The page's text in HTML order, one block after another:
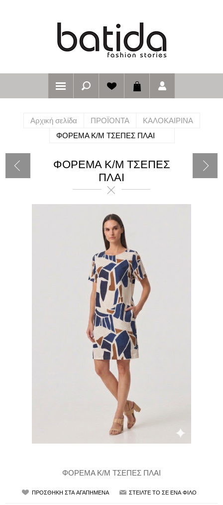
Αρχική σελίδα ΠΡΟΪΟΝΤΑ
ΚΑΛΟΚΑΙΡΙΝΑ
ΦΟΡΕΜΑ Κ/Μ ΤΣΕΠΕΣ ΠΛΑΙ
ΦΟΡΕΜΑ Κ/Μ ΤΣΕΠΕΣ
ΠΛΑΙ
ΦΟΡΕΜΑ Κ/Μ ΤΣΕΠΕΣ ΠΛΑΙ